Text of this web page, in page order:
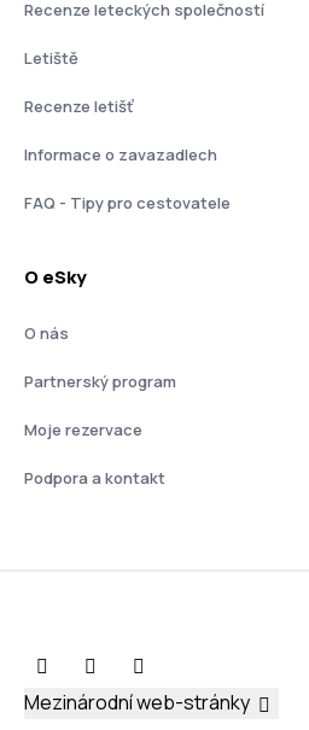
Recenze leteckých společností
Letiště
Recenze letišť
Informace o zavazadlech
FAQ - Tipy pro cestovatele
O eSky
O nás
Partnerský program
Moje rezervace
Podpora a kontakt
Mezinárodní web-stránky